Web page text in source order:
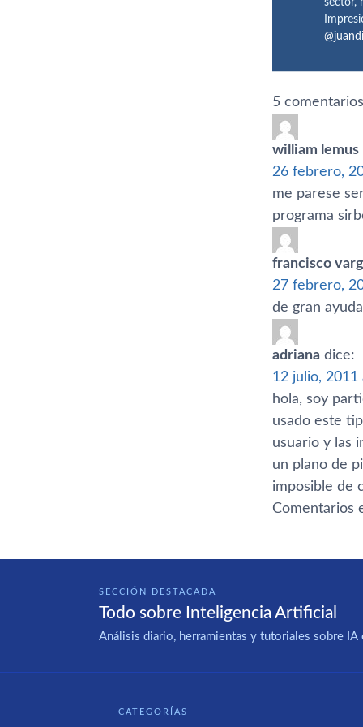
sector,
5
william lemus
26 febrero,
me parese
programa
francisco
27 febrero,
de gran
adriana dice:
12 julio, 2011
hola, soy
usado este
usuario y las
un plano de
imposible de
Comentarios
SECCIÓN DESTACADA
Todo sobre Inteligencia Artificial
Análisis diario, herramientas y tutoriales sobre
CATEGORÍAS